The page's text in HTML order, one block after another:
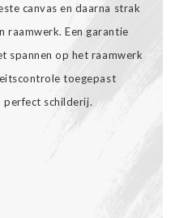
canvas en daarna strak
raamwerk. Een garantie
spannen op het raamwerk
toegepast
schilderij.